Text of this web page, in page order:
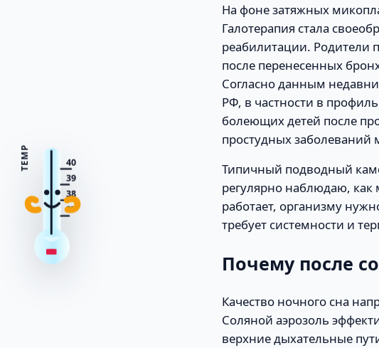
На фоне затяжных
Галотерапия стала
реабилитации. Родители
после перенесенных
Согласно данным
РФ, в частности в
болеющих детей после
простудных заболеваний
Типичный подводный
регулярно наблюдаю, как
работает, организму
требует системности и
Почему после
Качество ночного сна
Соляной аэрозоль
верхние дыхательные
40
39
38
37
TEMP